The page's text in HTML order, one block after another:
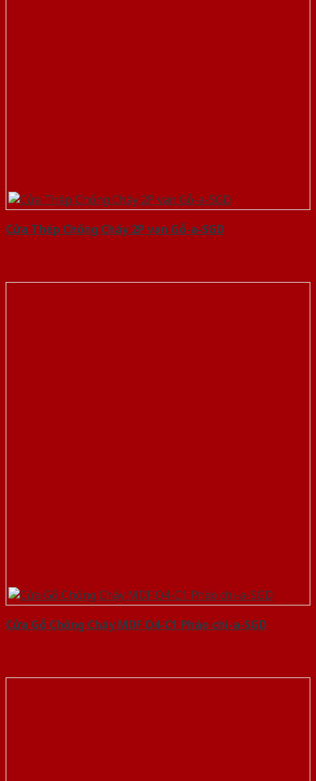
Cửa Thép Chống Cháy 2P van Gỗ-a-SGD
Cửa Gỗ Chống Cháy MDF O4-C1 Phào chi-a-SGD